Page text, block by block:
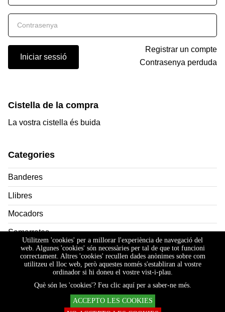
Iniciar sessió
Registrar un compte
Contrasenya perduda
Cistella de la compra
La vostra cistella és buida
Categories
Banderes
Llibres
Mocadors
Samarretes
Xapes
|Política de cookies|Termes legals
Utilitzem 'cookies' per a millorar l'experiència de navegació del
web. Algunes 'cookies' són necessàries per tal de que tot funcioni
correctament. Altres 'cookies' recullen dades anònimes sobre com
utilitzeu el lloc web, però aquestes només s'establiran al vostre
ordinador si hi doneu el vostre vist-i-plau.
Què són les 'cookies'? Feu clic aquí per a saber-ne més.
ACCEPTO LES COOKIES